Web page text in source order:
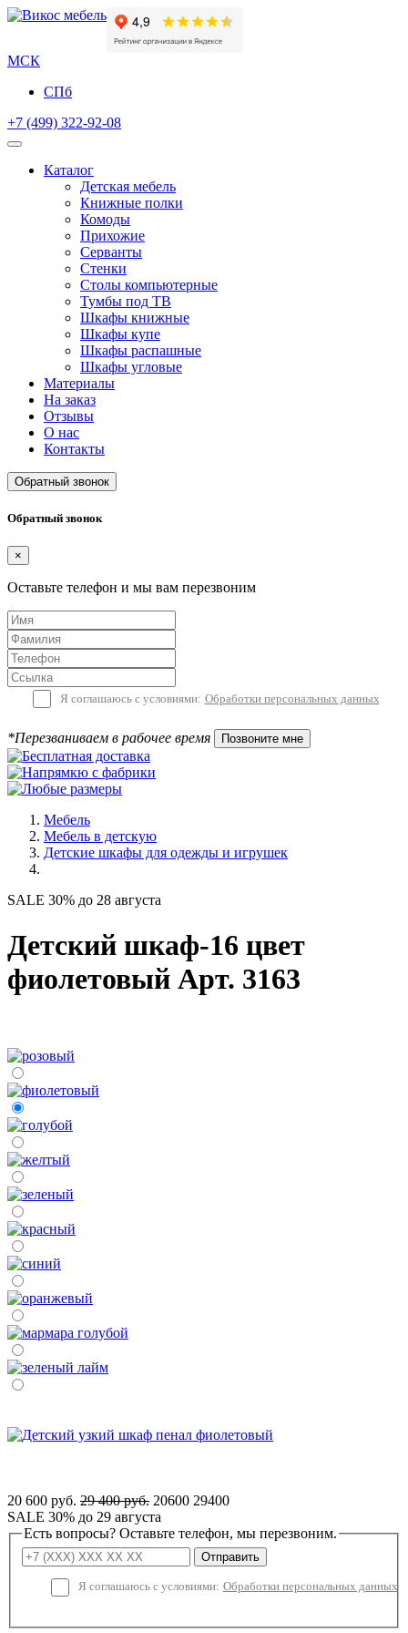
МСК
СПб
+7 (499) 322-92-08
Каталог
Детская мебель
Книжные полки
Комоды
Прихожие
Серванты
Стенки
Столы компьютерные
Тумбы под ТВ
Шкафы книжные
Шкафы купе
Шкафы распашные
Шкафы угловые
Материалы
На заказ
Отзывы
О нас
Контакты
Обратный звонок
Обратный звонок
×
Оставьте телефон и мы вам перезвоним
Я соглашаюсь с условиями: Обработки персональных данных
*Перезваниваем в рабочее время
Мебель
Мебель в детскую
Детские шкафы для одежды и игрушек
SALE 30% до 28 августа
Детский шкаф-16 цвет
фиолетовый Арт. 3163
20 600 руб. 29 400 руб. 20600 29400
SALE 30% до 29 августа
Есть вопросы? Оставьте телефон, мы перезвоним.
Отправить
Я соглашаюсь с условиями: Обработки персональных данных